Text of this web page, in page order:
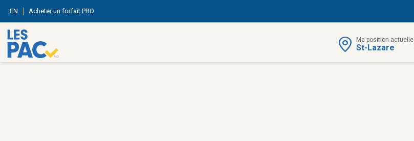
EN Acheter un forfait PRO
Ma position actuelle
St-Lazare